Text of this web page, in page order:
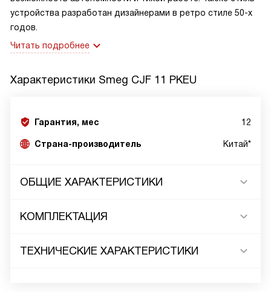
устройства разработан дизайнерами в ретро стиле 50-х
годов.
Читать подробнее
Характеристики Smeg CJF 11 PKEU
Гарантия, мес 12
Страна-производитель Китай*
ОБЩИЕ ХАРАКТЕРИСТИКИ
КОМПЛЕКТАЦИЯ
ТЕХНИЧЕСКИЕ ХАРАКТЕРИСТИКИ